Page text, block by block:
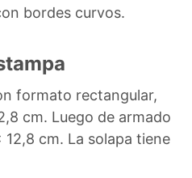
bordes curvos.
formato rectangular,
cm. Luego de armado
cm. La solapa tiene